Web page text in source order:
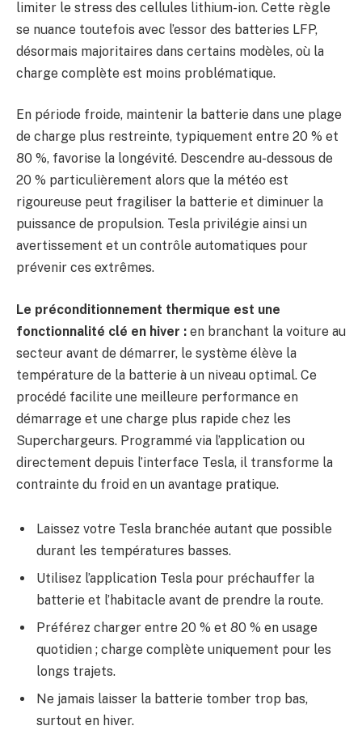
limiter le stress des cellules lithium-ion. Cette règle
se nuance toutefois avec l’essor des batteries LFP,
désormais majoritaires dans certains modèles, où la
charge complète est moins problématique.
En période froide, maintenir la batterie dans une plage
de charge plus restreinte, typiquement entre 20 % et
80 %, favorise la longévité. Descendre au-dessous de
20 % particulièrement alors que la météo est
rigoureuse peut fragiliser la batterie et diminuer la
puissance de propulsion. Tesla privilégie ainsi un
avertissement et un contrôle automatiques pour
prévenir ces extrêmes.
Le préconditionnement thermique est une
fonctionnalité clé en hiver : en branchant la voiture au
secteur avant de démarrer, le système élève la
température de la batterie à un niveau optimal. Ce
procédé facilite une meilleure performance en
démarrage et une charge plus rapide chez les
Superchargeurs. Programmé via l’application ou
directement depuis l’interface Tesla, il transforme la
contrainte du froid en un avantage pratique.
Laissez votre Tesla branchée autant que possible
durant les températures basses.
Utilisez l’application Tesla pour préchauffer la
batterie et l’habitacle avant de prendre la route.
Préférez charger entre 20 % et 80 % en usage
quotidien ; charge complète uniquement pour les
longs trajets.
Ne jamais laisser la batterie tomber trop bas,
surtout en hiver.